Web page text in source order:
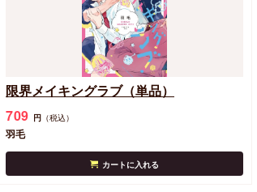
限界メイキングラブ（単品）
709 円 （税込）
羽毛
カートに入れる